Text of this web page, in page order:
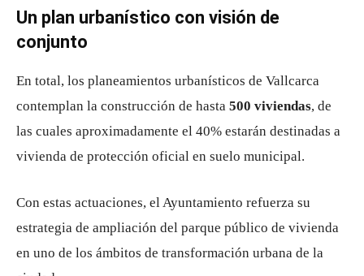
Un plan urbanístico con visión de
conjunto
En total, los planeamientos urbanísticos de Vallcarca
contemplan la construcción de hasta 500 viviendas, de
las cuales aproximadamente el 40% estarán destinadas a
vivienda de protección oficial en suelo municipal.
Con estas actuaciones, el Ayuntamiento refuerza su
estrategia de ampliación del parque público de vivienda
en uno de los ámbitos de transformación urbana de la